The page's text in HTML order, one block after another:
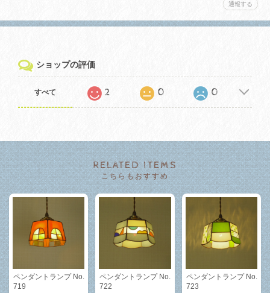
通報する
ショップの評価
すべて 2 0 0
RELATED ITEMS
こちらもおすすめ
ペンダントランプ No.
719
ペンダントランプ No.
722
ペンダントランプ No.
723